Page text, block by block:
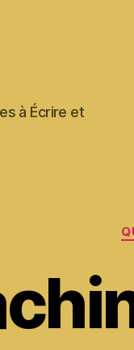
à Écrire et